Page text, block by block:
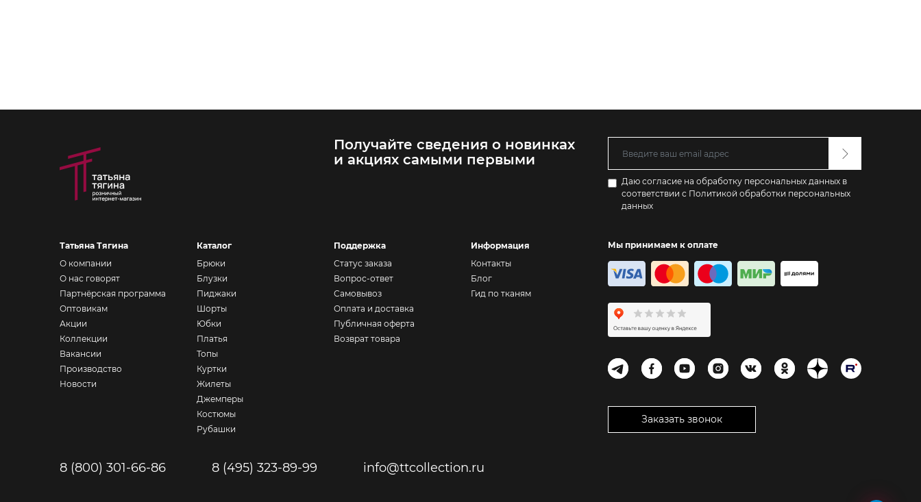
Получайте сведения о новинках
и акциях самыми первыми
Даю согласие на обработку персональных данных в
соответствии с Политикой обработки персональных
данных
Татьяна Тягина
О компании
О нас говорят
Партнёрская программа
Оптовикам
Акции
Коллекции
Вакансии
Производство
Новости
Каталог
Брюки
Блузки
Пиджаки
Шорты
Юбки
Платья
Топы
Куртки
Жилеты
Джемперы
Костюмы
Рубашки
Поддержка
Статус заказа
Вопрос-ответ
Самовывоз
Оплата и доставка
Публичная оферта
Возврат товара
Информация
Контакты
Блог
Гид по тканям
Мы принимаем к оплате
Заказать звонок
8 (800) 301-66-86 8 (495) 323-89-99 info@ttcollection.ru